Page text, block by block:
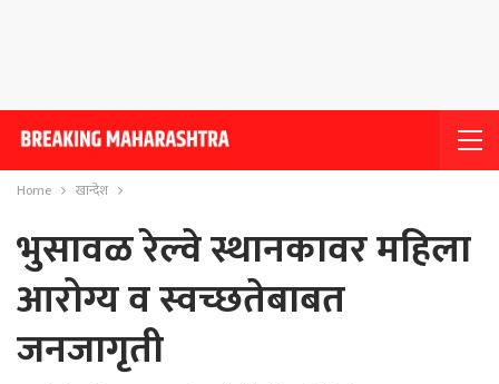
Home खान्देश
भुसावळ रेल्वे स्थानकावर महिला
आरोग्य व स्वच्छतेबाबत
जनजागृती